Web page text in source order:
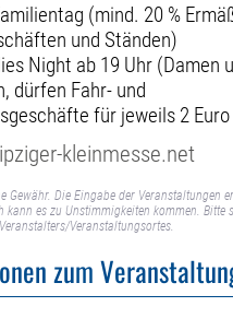
(mind. 20 %
und Ständen)
Night ab 19 Uhr (Damen
dürfen Fahr- und
für jeweils 2
kleinmesse.net
Gewähr. Die Eingabe der Veranstaltungen
kann es zu Unstimmigkeiten kommen. Bitte
Veranstaltungsortes.
zum